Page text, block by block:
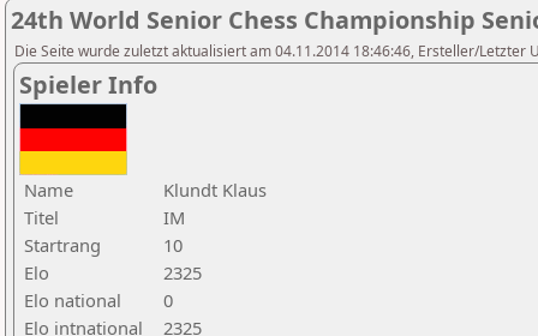
24th World Senior Chess Championship
Die Seite wurde zuletzt aktualisiert am 04.11.2014 18:46:46, Ersteller/Letzter
Spieler Info
Name
Klundt Klaus
Titel
IM
Startrang
10
Elo
2325
Elo national
0
Elo intnational
2325